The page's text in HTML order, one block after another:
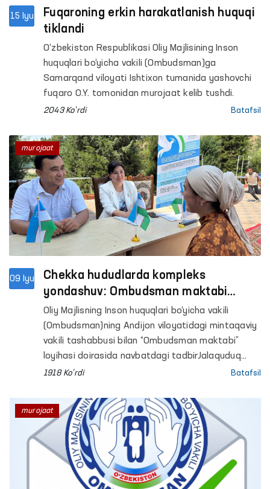
15 Iyu
Fuqaroning erkin harakatlanish huquqi
tiklandi
O‘zbekiston Respublikasi Oliy Majlisining Inson
huquqlari bo‘yicha vakili (Ombudsman)ga
Samarqand viloyati Ishtixon tumanida yashovchi
fuqaro O.Y. tomonidan murojaat kelib tushdi.
2043 Ko'rdi Batafsil
09 Iyu
Chekka hududlarda kompleks
yondashuv: Ombudsman maktabi
doirasida tibbiy ko‘rik, sayyor qabul va
yoshlar to‘garaklari namoyishi
o‘tkazildi
Oliy Majlisning Inson huquqlari bo‘yicha vakili
(Ombudsman)ning Andijon viloyatidagi mintaqaviy
vakili tashabbusi bilan “Ombudsman maktabi”
loyihasi doirasida navbatdagi tadbirJalaquduq
tumanidagi “Uzunko‘cha” mahallada joylashgan
1918 Ko'rdi Batafsil
murojaat
murojaat